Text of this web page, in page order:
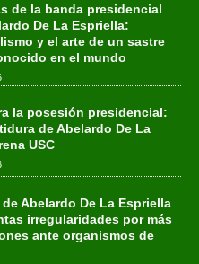
de la banda presidencial
De La Espriella:
y el arte de un sastre
en el mundo
la posesión presidencial:
de Abelardo De La
USC
Abelardo De La Espriella
irregularidades por más
ante organismos de